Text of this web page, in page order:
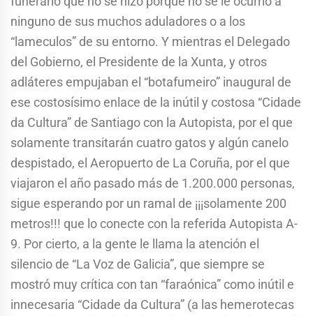
ninguno de sus muchos aduladores o a los
“lameculos” de su entorno. Y mientras el Delegado
del Gobierno, el Presidente de la Xunta, y otros
adláteres empujaban el “botafumeiro” inaugural de
ese costosísimo enlace de la inútil y costosa “Cidade
da Cultura” de Santiago con la Autopista, por el que
solamente transitarán cuatro gatos y algún canelo
despistado, el Aeropuerto de La Coruña, por el que
viajaron el año pasado más de 1.200.000 personas,
sigue esperando por un ramal de ¡¡¡solamente 200
metros!!! que lo conecte con la referida Autopista A-
9. Por cierto, a la gente le llama la atención el
silencio de “La Voz de Galicia”, que siempre se
mostró muy crítica con tan “faraónica” como inútil e
innecesaria “Cidade da Cultura” (a las hemerotecas